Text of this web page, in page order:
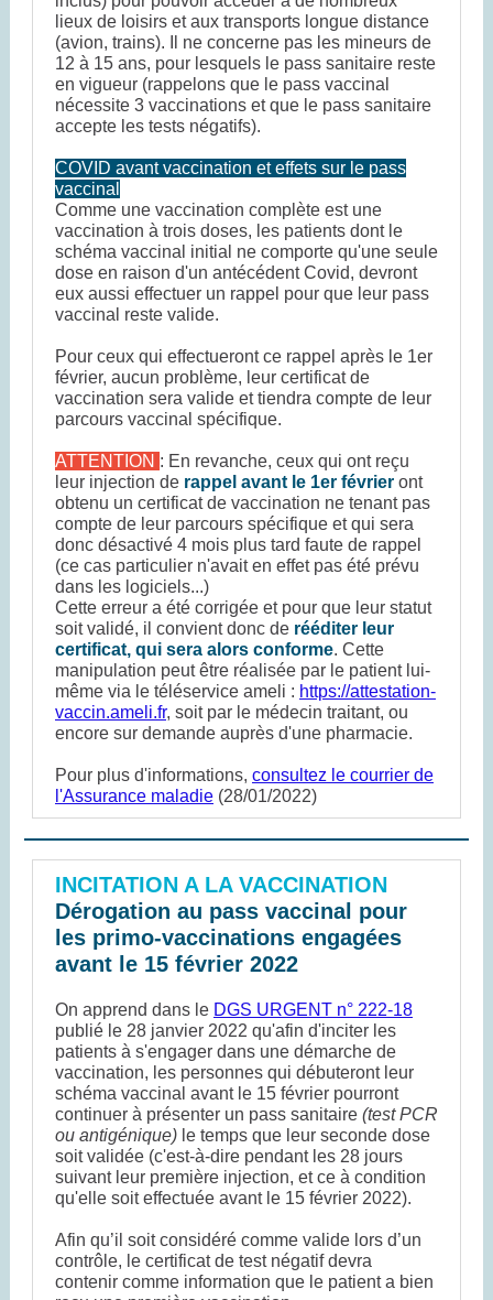
lieux de loisirs et aux transports longue distance
(avion, trains). Il ne concerne pas les mineurs de
12 à 15 ans, pour lesquels le pass sanitaire reste
en vigueur (rappelons que le pass vaccinal
nécessite 3 vaccinations et que le pass sanitaire
accepte les tests négatifs).
COVID avant vaccination et effets sur le pass
vaccinal
Comme une vaccination complète est une
vaccination à trois doses, les patients dont le
schéma vaccinal initial ne comporte qu'une seule
dose en raison d'un antécédent Covid, devront
eux aussi effectuer un rappel pour que leur pass
vaccinal reste valide.
Pour ceux qui effectueront ce rappel après le 1er
février, aucun problème, leur certificat de
vaccination sera valide et tiendra compte de leur
parcours vaccinal spécifique.
ATTENTION : En revanche, ceux qui ont reçu
leur injection de rappel avant le 1er février ont
obtenu un certificat de vaccination ne tenant pas
compte de leur parcours spécifique et qui sera
donc désactivé 4 mois plus tard faute de rappel
(ce cas particulier n'avait en effet pas été prévu
dans les logiciels...)
Cette erreur a été corrigée et pour que leur statut
soit validé, il convient donc de rééditer leur
certificat, qui sera alors conforme. Cette
manipulation peut être réalisée par le patient lui-
même via le téléservice ameli : https://attestation-
vaccin.ameli.fr, soit par le médecin traitant, ou
encore sur demande auprès d'une pharmacie.
Pour plus d'informations, consultez le courrier de
l'Assurance maladie (28/01/2022)
INCITATION A LA VACCINATION
Dérogation au pass vaccinal pour
les primo-vaccinations engagées
avant le 15 février 2022
On apprend dans le DGS URGENT n° 222-18
publié le 28 janvier 2022 qu'afin d'inciter les
patients à s'engager dans une démarche de
vaccination, les personnes qui débuteront leur
schéma vaccinal avant le 15 février pourront
continuer à présenter un pass sanitaire (test PCR
ou antigénique) le temps que leur seconde dose
soit validée (c'est-à-dire pendant les 28 jours
suivant leur première injection, et ce à condition
qu'elle soit effectuée avant le 15 février 2022).
Afin qu’il soit considéré comme valide lors d’un
contrôle, le certificat de test négatif devra
contenir comme information que le patient a bien